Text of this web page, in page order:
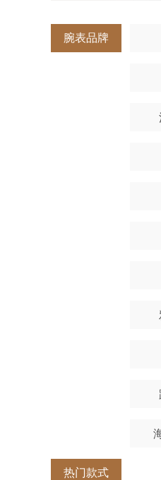
腕表品牌
热门款式